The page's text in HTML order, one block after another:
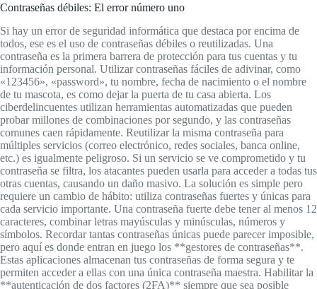
Contraseñas débiles: El error número uno
Si hay un error de seguridad informática que destaca por encima de
todos, ese es el uso de contraseñas débiles o reutilizadas. Una
contraseña es la primera barrera de protección para tus cuentas y tu
información personal. Utilizar contraseñas fáciles de adivinar, como
«123456», «password», tu nombre, fecha de nacimiento o el nombre
de tu mascota, es como dejar la puerta de tu casa abierta. Los
ciberdelincuentes utilizan herramientas automatizadas que pueden
probar millones de combinaciones por segundo, y las contraseñas
comunes caen rápidamente. Reutilizar la misma contraseña para
múltiples servicios (correo electrónico, redes sociales, banca online,
etc.) es igualmente peligroso. Si un servicio se ve comprometido y tu
contraseña se filtra, los atacantes pueden usarla para acceder a todas tus
otras cuentas, causando un daño masivo. La solución es simple pero
requiere un cambio de hábito: utiliza contraseñas fuertes y únicas para
cada servicio importante. Una contraseña fuerte debe tener al menos 12
caracteres, combinar letras mayúsculas y minúsculas, números y
símbolos. Recordar tantas contraseñas únicas puede parecer imposible,
pero aquí es donde entran en juego los **gestores de contraseñas**.
Estas aplicaciones almacenan tus contraseñas de forma segura y te
permiten acceder a ellas con una única contraseña maestra. Habilitar la
**autenticación de dos factores (2FA)** siempre que sea posible